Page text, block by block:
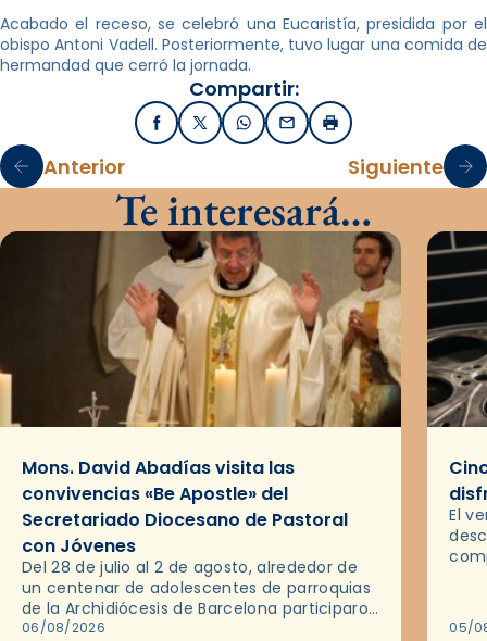
Acabado el receso, se celebró una Eucaristía, presidida por el
obispo Antoni Vadell. Posteriormente, tuvo lugar una comida de
hermandad que cerró la jornada.
Compartir:
FacebookX / TwitterWhatsApp
EmailImprimir
Anterior Siguiente
Te interesará…
Mons. David Abadías visita las
convivencias «Be Apostle» del
Secretariado Diocesano de Pastoral
con Jóvenes
Del 28 de julio al 2 de agosto, alrededor de
un centenar de adolescentes de parroquias
de la Archidiócesis de Barcelona participaron
en las convivencias Be Apostle, organizadas
06/08/2026
El
05/